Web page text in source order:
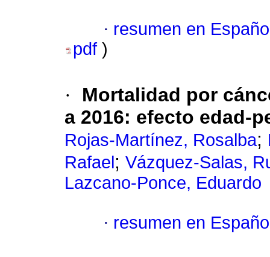
· resumen en
pdf )
·
Mortalidad por
a 2016: efecto edad-
Rojas-Martínez, Rosalba;
Rafael ; Vázquez-Salas,
Lazcano-Ponce, Eduardo
· resumen en